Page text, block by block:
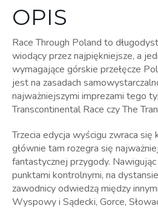
OPIS
Race Through Poland to
wiodący przez najpiękniejsze, a
wymagające górskie przełęcze
jest na zasadach
najważniejszymi imprezami tego
Transcontinental Race czy The
Trzecia edycja wyścigu zwraca się
głównie tam rozegra się
fantastycznej przygody.
punktami kontrolnymi, na
zawodnicy odwiedzą między
Wyspowy i Sądecki, Gorce,